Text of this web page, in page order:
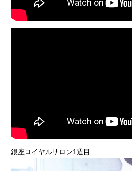
銀座ロイヤルサロン1週目